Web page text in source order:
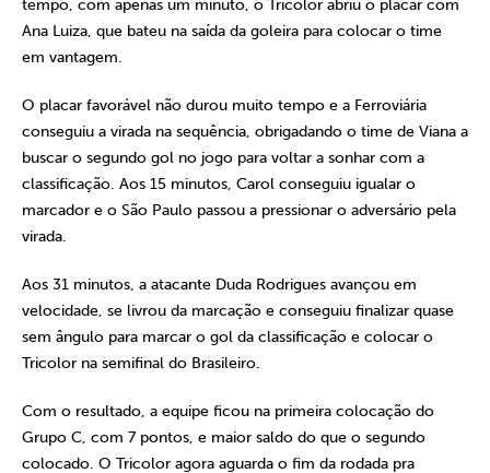
tempo, com apenas um minuto, o Tricolor abriu o placar com
Ana Luiza, que bateu na saída da goleira para colocar o time
em vantagem.
O placar favorável não durou muito tempo e a Ferroviária
conseguiu a virada na sequência, obrigadando o time de Viana a
buscar o segundo gol no jogo para voltar a sonhar com a
classificação. Aos 15 minutos, Carol conseguiu igualar o
marcador e o São Paulo passou a pressionar o adversário pela
virada.
Aos 31 minutos, a atacante Duda Rodrigues avançou em
velocidade, se livrou da marcação e conseguiu finalizar quase
sem ângulo para marcar o gol da classificação e colocar o
Tricolor na semifinal do Brasileiro.
Com o resultado, a equipe ficou na primeira colocação do
Grupo C, com 7 pontos, e maior saldo do que o segundo
colocado. O Tricolor agora aguarda o fim da rodada pra